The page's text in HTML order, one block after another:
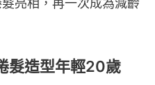
亮相，再一次成為減齡
髮造型年輕20歲